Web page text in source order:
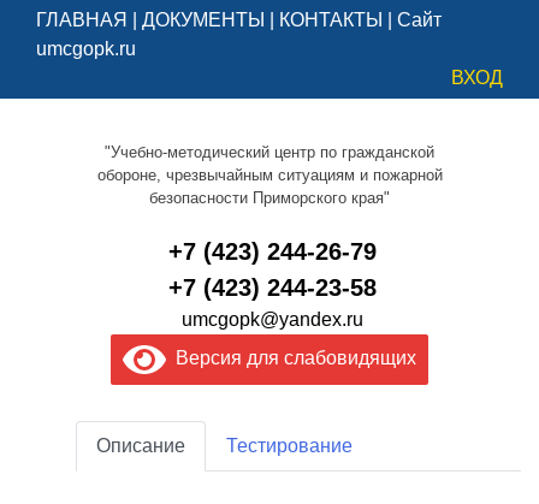
ГЛАВНАЯ ДОКУМЕНТЫ КОНТАКТЫ
Сайт
umcgopk.ru
ВХОД
"Учебно-методический центр по гражданской
обороне, чрезвычайным ситуациям и пожарной
безопасности Приморского края"
+7 (423) 244-26-79
+7 (423) 244-23-58
umcgopk@yandex.ru
Версия для слабовидящих
Описание Тестирование